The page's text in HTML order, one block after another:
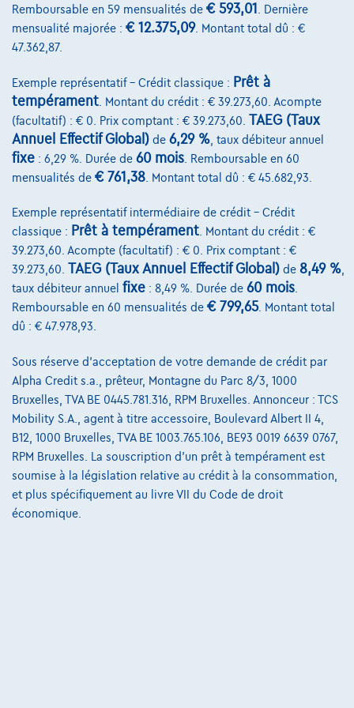
Remboursable en 59 mensualités de € 593,01
. Dernière
mensualité majorée : € 12.375,09. Montant total dû : €
47.362,87.
Exemple représentatif – Crédit classique : Prêt à
tempérament . Montant du crédit : € 39.273,60. Acompte
(facultatif) : € 0. Prix comptant : € 39.273,60. TAEG (Taux
Annuel Effectif Global) de 6,29 % , taux débiteur annuel
fixe : 6,29 %. Durée de 60 mois . Remboursable en 60
mensualités de € 761,38 . Montant total dû : € 45.682,93.
Exemple représentatif intermédiaire de crédit – Crédit
classique : Prêt à tempérament. Montant du crédit : €
39.273,60. Acompte (facultatif) : € 0. Prix comptant : €
39.273,60.
TAEG (Taux Annuel Effectif Global) de 8,49 %,
taux débiteur annuel fixe : 8,49 %. Durée de 60 mois.
Remboursable en 60 mensualités de € 799,65. Montant total
dû : € 47.978,93.
Sous réserve d'acceptation de votre demande de crédit par
Alpha Credit s.a., prêteur, Montagne du Parc 8/3, 1000
Bruxelles, TVA BE 0445.781.316, RPM Bruxelles. Annonceur : TCS
Mobility S.A., agent à titre accessoire, Boulevard Albert II 4,
B12, 1000 Bruxelles, TVA BE 1003.765.106, BE93 0019 6639 0767,
RPM Bruxelles. La souscription d'un prêt à tempérament est
soumise à la législation relative au crédit à la consommation,
et plus spécifiquement au livre VII du Code de droit
économique.
1000 Bruxelles
Services & Solutions
Assistance dépannage
Financement
Leasing
Sur Nous
Devenez client
Qui nous sommes
Charte de qualité
Nos dealers
Nos partenaires
Notre équipe
Contact